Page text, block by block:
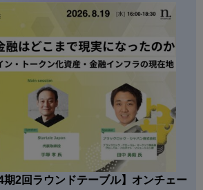
期2回ラウンドテーブル】オンチェー